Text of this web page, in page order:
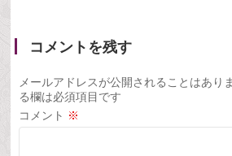
コメントを残す
メールアドレスが公開されることはあり
る欄は必須項目です
コメント ※